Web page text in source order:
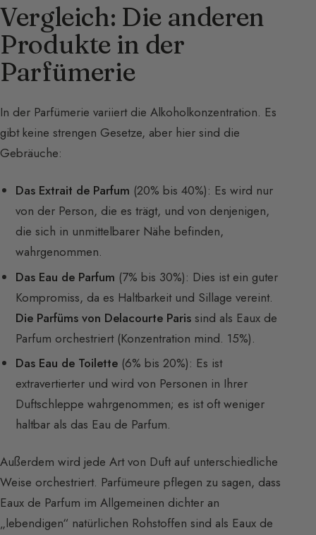
Vergleich: Die anderen
Produkte in der
Parfümerie
In der Parfümerie variiert die Alkoholkonzentration. Es
gibt keine strengen Gesetze, aber hier sind die
Gebräuche:
Das Extrait de Parfum (20% bis 40%): Es wird nur
von der Person, die es trägt, und von denjenigen,
die sich in unmittelbarer Nähe befinden,
wahrgenommen.
Das Eau de Parfum (7% bis 30%): Dies ist ein guter
Kompromiss, da es Haltbarkeit und Sillage vereint.
Die Parfüms von Delacourte Paris sind als Eaux de
Parfum orchestriert (Konzentration mind. 15%).
Das Eau de Toilette (6% bis 20%): Es ist
extravertierter und wird von Personen in Ihrer
Duftschleppe wahrgenommen; es ist oft weniger
haltbar als das Eau de Parfum.
Außerdem wird jede Art von Duft auf unterschiedliche
Weise orchestriert. Parfümeure pflegen zu sagen, dass
Eaux de Parfum im Allgemeinen dichter an
„lebendigen“ natürlichen Rohstoffen sind als Eaux de